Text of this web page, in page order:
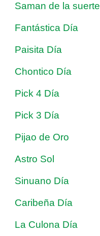
Saman de la suerte
Fantástica Día
Paisita Día
Chontico Día
Pick 4 Día
Pick 3 Día
Pijao de Oro
Astro Sol
Sinuano Día
Caribeña Día
La Culona Día